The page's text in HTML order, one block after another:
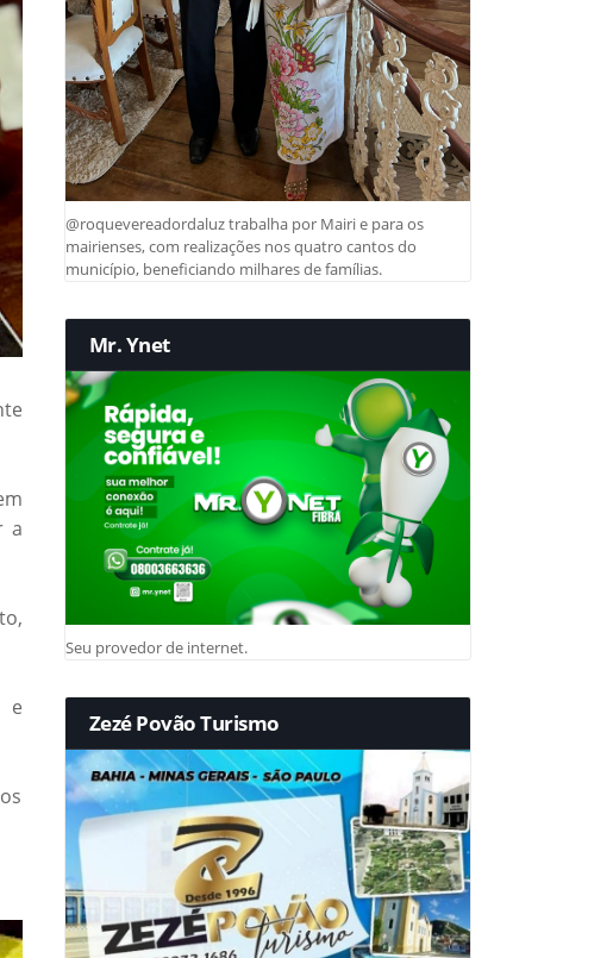
a
e
@roquevereadordaluz trabalha por Mairi e para os
mairienses, com realizações nos quatro cantos do
município, beneficiando milhares de famílias.
Mr. Ynet
Seu provedor de internet.
Zezé Povão Turismo